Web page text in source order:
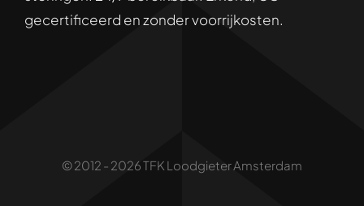
gecertificeerd en zonder voorrijkosten.
© 2012 - 2026 TFK Loodgieter Amsterdam